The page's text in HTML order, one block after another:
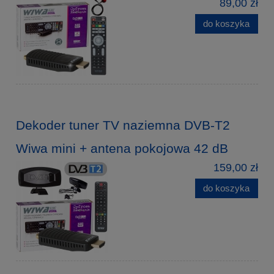
89,00 zł
do koszyka
Dekoder tuner TV naziemna DVB-T2
Wiwa mini + antena pokojowa 42 dB
159,00 zł
do koszyka